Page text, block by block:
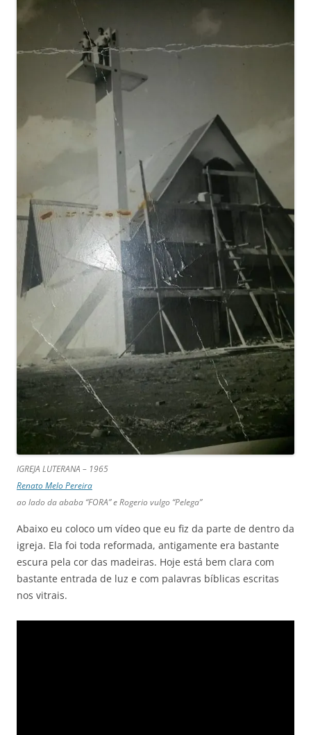
IGREJA LUTERANA – 1965
Renato Melo Pereira
ao lado da ababa “FORA” e Rogerio vulgo “Pelega”
Abaixo eu coloco um vídeo que eu fiz da parte de dentro da
igreja. Ela foi toda reformada, antigamente era bastante
escura pela cor das madeiras. Hoje está bem clara com
bastante entrada de luz e com palavras bíblicas escritas
nos vitrais.